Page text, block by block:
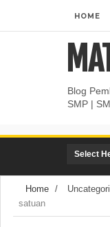
HOME
Blog
SMP |
Home /
satuan